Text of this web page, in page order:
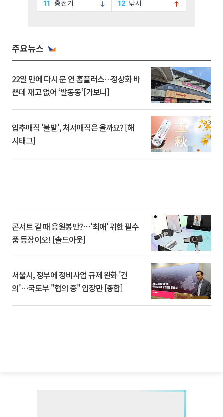
주요뉴스
22일 만에 다시 문 연 홈플러스…정상화 바
쁜데 재고 없어 ‘발동동’[가보니]
입추매직 '불발', 처서매직은 올까요? [해
시태그]
콘서트 갈 때 응원봉만?⋯'최애' 위한 필수
품 등장이오! [솔드아웃]
서울시, 정부에 정비사업 규제 완화 '건
의'⋯국토부 "협의 중" 입장만 [종합]